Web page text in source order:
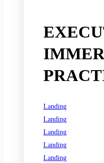
Landing
Landing
Landing
Landing
Landing